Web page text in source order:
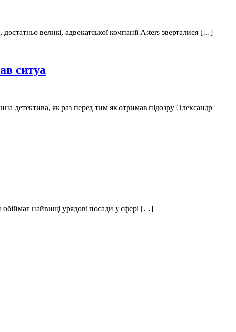
великі, адвокатської компанії Asters зверталися […]
ситуа
детектива, як раз перед тим як отримав підозру Олександр
обіймав найвищі урядові посади у сфері […]